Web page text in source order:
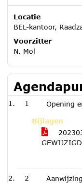
Locatie
BEL-kantoor,
Voorzitter
N. Mol
1 Opening
Bijlagen
2